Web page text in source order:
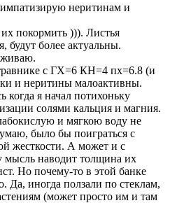
неритинам и
покормить ))). Листья
будут более актуальны.
с ГХ=6 КН=4 пх=6.8 (и
и неритины малоактивны.
я начал потихоньку
солями кальция и магния.
и мягкою воду не
было бы поиграться с
жесткости. А может и с
мысль наводит толщина их
Но почему-то в этой банке
Да, иногда ползали по стеклам,
(может просто им и там